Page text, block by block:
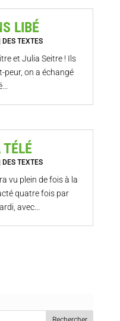
LIBÉ
DES TEXTES
et Julia Seitre ! Ils
on a échangé
DES TEXTES
vu plein de fois à la
quatre fois par
avec...